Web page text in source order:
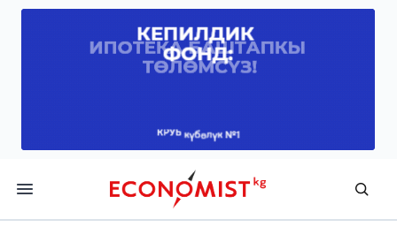
Economist.kg